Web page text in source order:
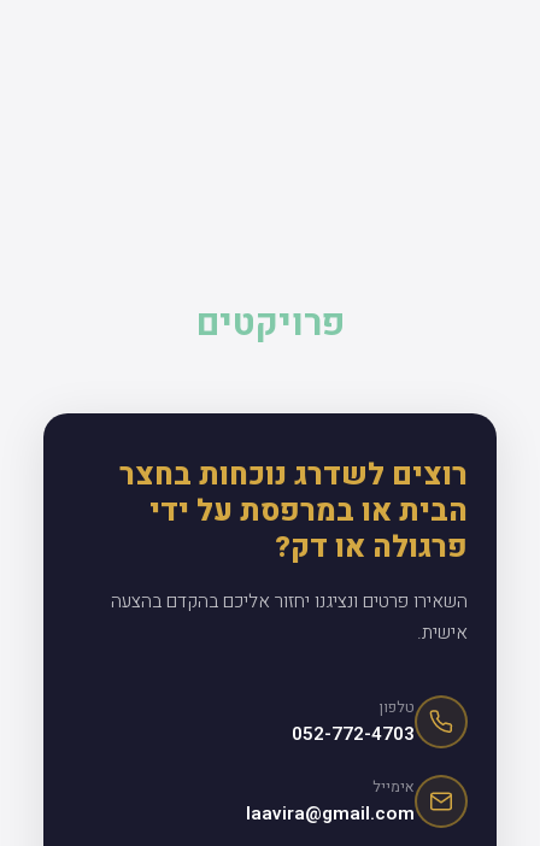
פרויקטים
רוצים לשדרג נוכחות בחצר
הבית או במרפסת על ידי
פרגולה או דק?
השאירו פרטים ונציגנו יחזור אליכם בהקדם בהצעה
אישית.
טלפון
052-772-4703
אימייל
laavira@gmail.com